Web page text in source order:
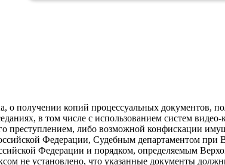
о получении копий процессуальных документов,
в том числе с использованием систем
преступлением, либо возможной конфискации
Федерации, Судебным департаментом при
Федерации и порядком, определяемым
не установлено, что указанные документы